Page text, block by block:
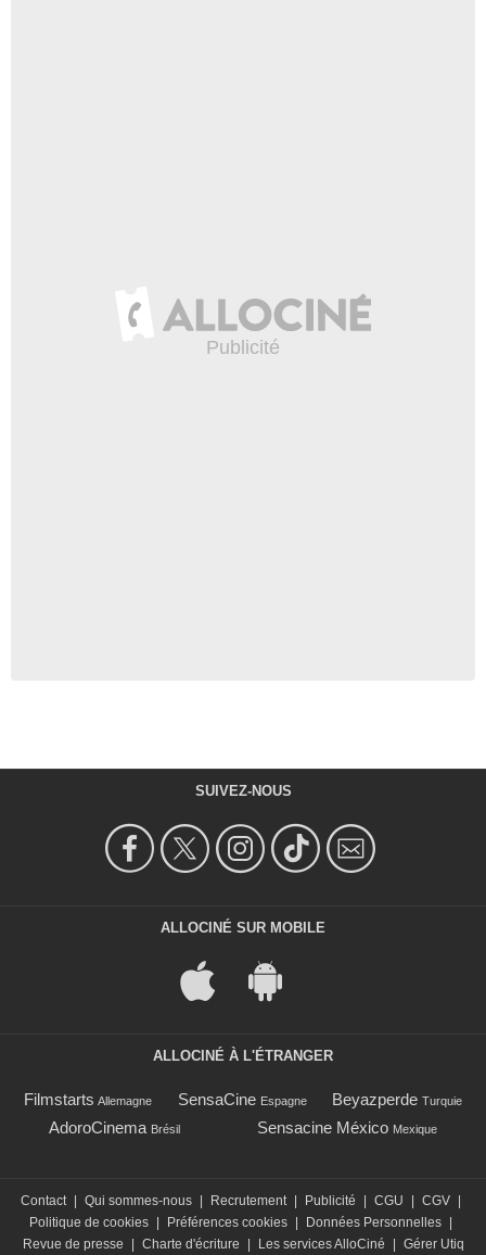
SUIVEZ-NOUS
ALLOCINÉ SUR MOBILE
ALLOCINÉ À L'ÉTRANGER
Filmstarts Allemagne SensaCine Espagne Beyazperde Turquie
AdoroCinema Brésil Sensacine México Mexique
Contact Qui sommes-nous Recrutement Publicité CGU CGV
Politique de cookies
Préférences cookies Données Personnelles
Revue de presse
Charte d'écriture Les services AlloCiné Gérer Utiq